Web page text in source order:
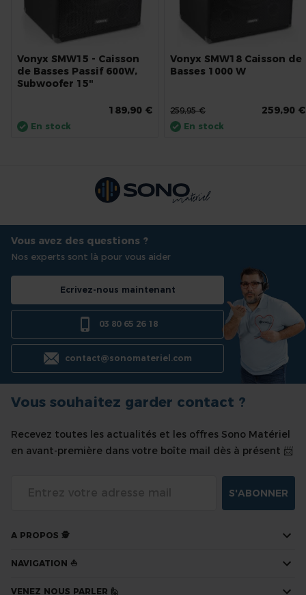
Vonyx SMW15 - Caisson
de Basses Passif 600W,
Subwoofer 15"
189,90 €
En stock
Vonyx SMW18 Caisson de
Basses 1000 W
259,90 €
259,95 €
En stock
Vous avez des questions ?
Nos experts sont là pour vous aider
Ecrivez-nous maintenant
03 80 65 26 18
contact@sonomateriel.com
Vous souhaitez garder contact ?
Recevez toutes les actualités et les offres Sono Matériel
en avant-première dans votre boîte mail dès à présent 📨
S'ABONNER
A PROPOS 🕵
NAVIGATION ⛵
VENEZ NOUS PARLER 🙋